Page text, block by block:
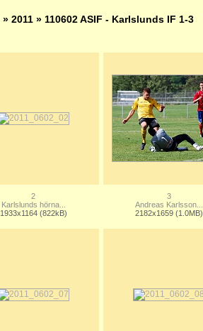
» 2011 » 110602 ASIF - Karlslunds IF 1-3
2
Karlslunds hörna...
1933x1164 (822kB)
3
Andreas Karlsson...
2182x1659 (1.0MB)